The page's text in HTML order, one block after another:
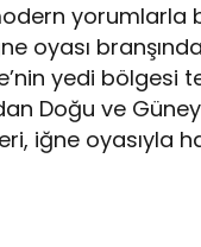
yorumlarla
oyası
yedi bölgesi
Doğu ve
iğne oyasıyla